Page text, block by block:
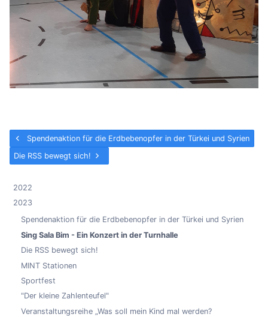
Spendenaktion für die Erdbebenopfer in der Türkei und Syrien
Die RSS bewegt sich!
2022
2023
Spendenaktion für die Erdbebenopfer in der Türkei und Syrien
Sing Sala Bim - Ein Konzert in der Turnhalle
Die RSS bewegt sich!
MINT Stationen
Sportfest
"Der kleine Zahlenteufel"
Veranstaltungsreihe „Was soll mein Kind mal werden?